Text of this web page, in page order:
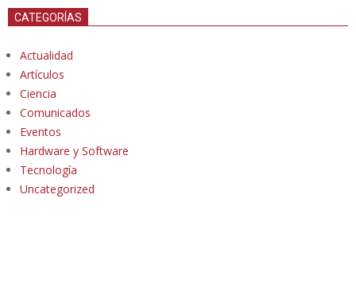
CATEGORÍAS
Actualidad
Artículos
Ciencia
Comunicados
Eventos
Hardware y Software
Tecnología
Uncategorized